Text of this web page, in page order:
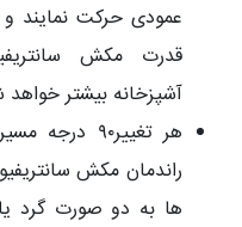
عمودی حرکت نمایند
قدرت مکش
آشپزخانه بیشتر
هر
راندمان مکش
ها به دو صورت گرد